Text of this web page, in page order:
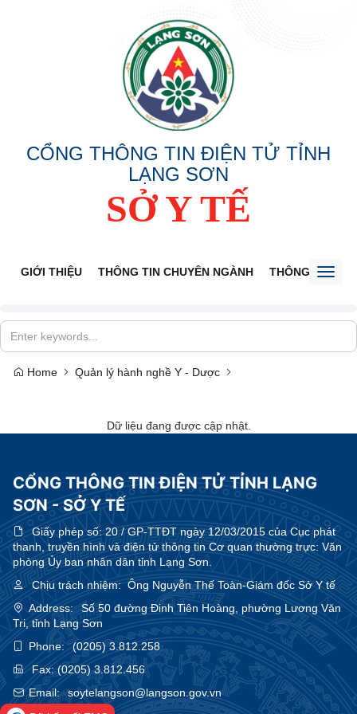
CỔNG THÔNG TIN ĐIỆN TỬ TỈNH
LẠNG SƠN
SỞ Y TẾ
GIỚI THIỆU THÔNG TIN CHUYÊN NGÀNH THÔNG BÁO
Home Quản lý hành nghề Y - Dược
Dữ liệu đang được cập nhật.
CỔNG THÔNG TIN ĐIỆN TỬ TỈNH LẠNG
SƠN - SỞ Y TẾ
Giấy phép số:20 / GP-TTĐT ngày 12/03/2015 của Cục phát
thanh, truyền hình và điện tử thông tin Cơ quan thường trực: Văn
phòng Ủy ban nhân dân tỉnh Lạng Sơn.
Chịu trách nhiệm:Ông Nguyễn Thế Toàn-Giám đốc Sở Y tế
Address:
Số 50 đường Đinh Tiên Hoàng, phường Lương Văn
Tri, tỉnh Lạng Sơn
Phone:
(0205) 3.812.258
Fax:(0205) 3.812.456
Email:
soytelangson@langson.gov.vn